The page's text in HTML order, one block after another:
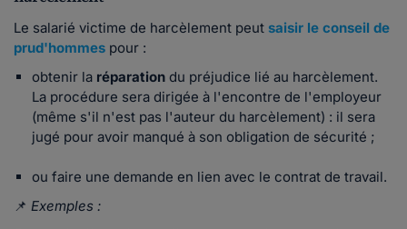
Le salarié victime de harcèlement peut saisir le conseil de
prud'hommes pour :
obtenir la réparation du préjudice lié au harcèlement.
La procédure sera dirigée à l'encontre de l'employeur
(même s'il n'est pas l'auteur du harcèlement) : il sera
jugé pour avoir manqué à son obligation de sécurité ;
ou faire une demande en lien avec le contrat de travail.
📌 Exemples :